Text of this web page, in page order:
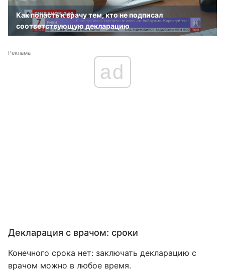
Как попасть к врачу тем, кто не подписал
соответствующую декларацию
Реклама
ad
Декларация с врачом: сроки
Конечного срока нет: заключать декларацию с
врачом можно в любое время.